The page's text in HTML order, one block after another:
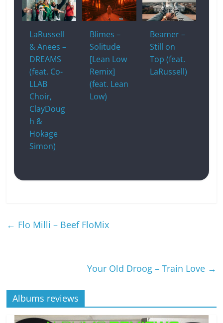
LaRussell
& Anees –
DREAMS
(feat. Co-
LLAB
Choir,
ClayDoug
h &
Hokage
Simon)
Blimes –
Solitude
[Lean Low
Remix]
(feat. Lean
Low)
Beamer –
Still on
Top (feat.
LaRussell)
← Flo Milli – Beef FloMix
Your Old Droog – Train Love →
Albums reviews